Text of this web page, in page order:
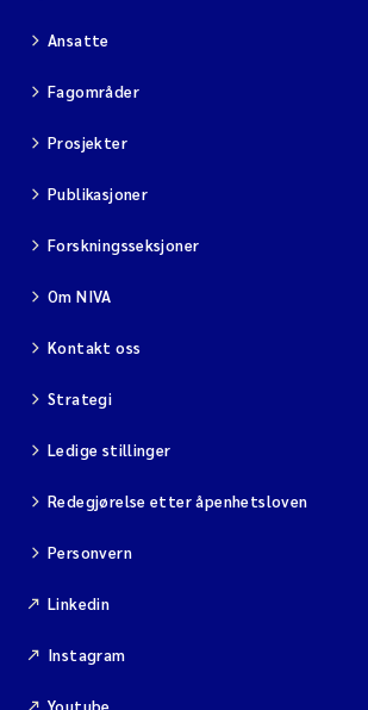
Ansatte
Fagområder
Prosjekter
Publikasjoner
Forskningsseksjoner
Om NIVA
Kontakt oss
Strategi
Ledige stillinger
Redegjørelse etter åpenhetsloven
Personvern
Linkedin
Instagram
Youtube